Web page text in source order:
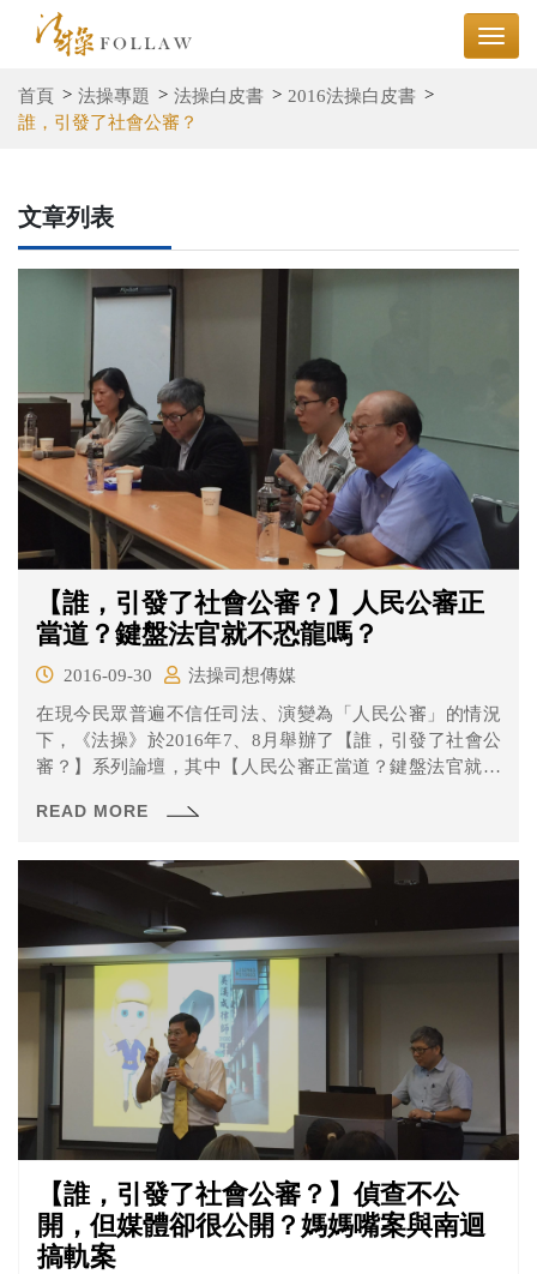
首頁 法操專題 法操白皮書
2016法操白皮書
誰，引發了社會公審？
文章列表
【誰，引發了社會公審？】人民公審正
當道？鍵盤法官就不恐龍嗎？
2016-09-30
法操司想傳媒
在現今民眾普遍不信任司法、演變為「人民公審」的情況
下，《法操》於2016年7、8月舉辦了【誰，引發了社會公
審？】系列論壇，其中【人民公審正當道？鍵盤法官就不
主筆夏珍老師，與法操司想傳媒主編蔡正皓律師，在創辦
見交流，更對「偵查不公開」原則下，媒體與司法間微妙
的互動關係提出討論。
READ MORE
【誰，引發了社會公審？】偵查不公
開，但媒體卻很公開？媽媽嘴案與南迴
搞軌案